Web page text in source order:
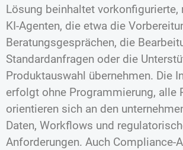
Lösung beinhaltet vorkonfigurierte,
KI-Agenten, die etwa die
Beratungsgesprächen, die
Standardanfragen oder die
Produktauswahl übernehmen. Die
erfolgt ohne Programmierung, alle
orientieren sich an den
Daten, Workflows und
Anforderungen. Auch Compliance-